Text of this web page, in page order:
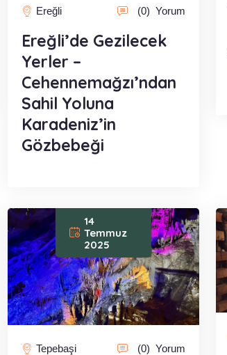
Ereğli (0) Yorum
Ereğli’de Gezilecek
Yerler –
Cehennemağzı’ndan
Sahil Yoluna
Karadeniz’in
Gözbebeği
14
Temmuz
2025
Tepebaşi (0) Yorum